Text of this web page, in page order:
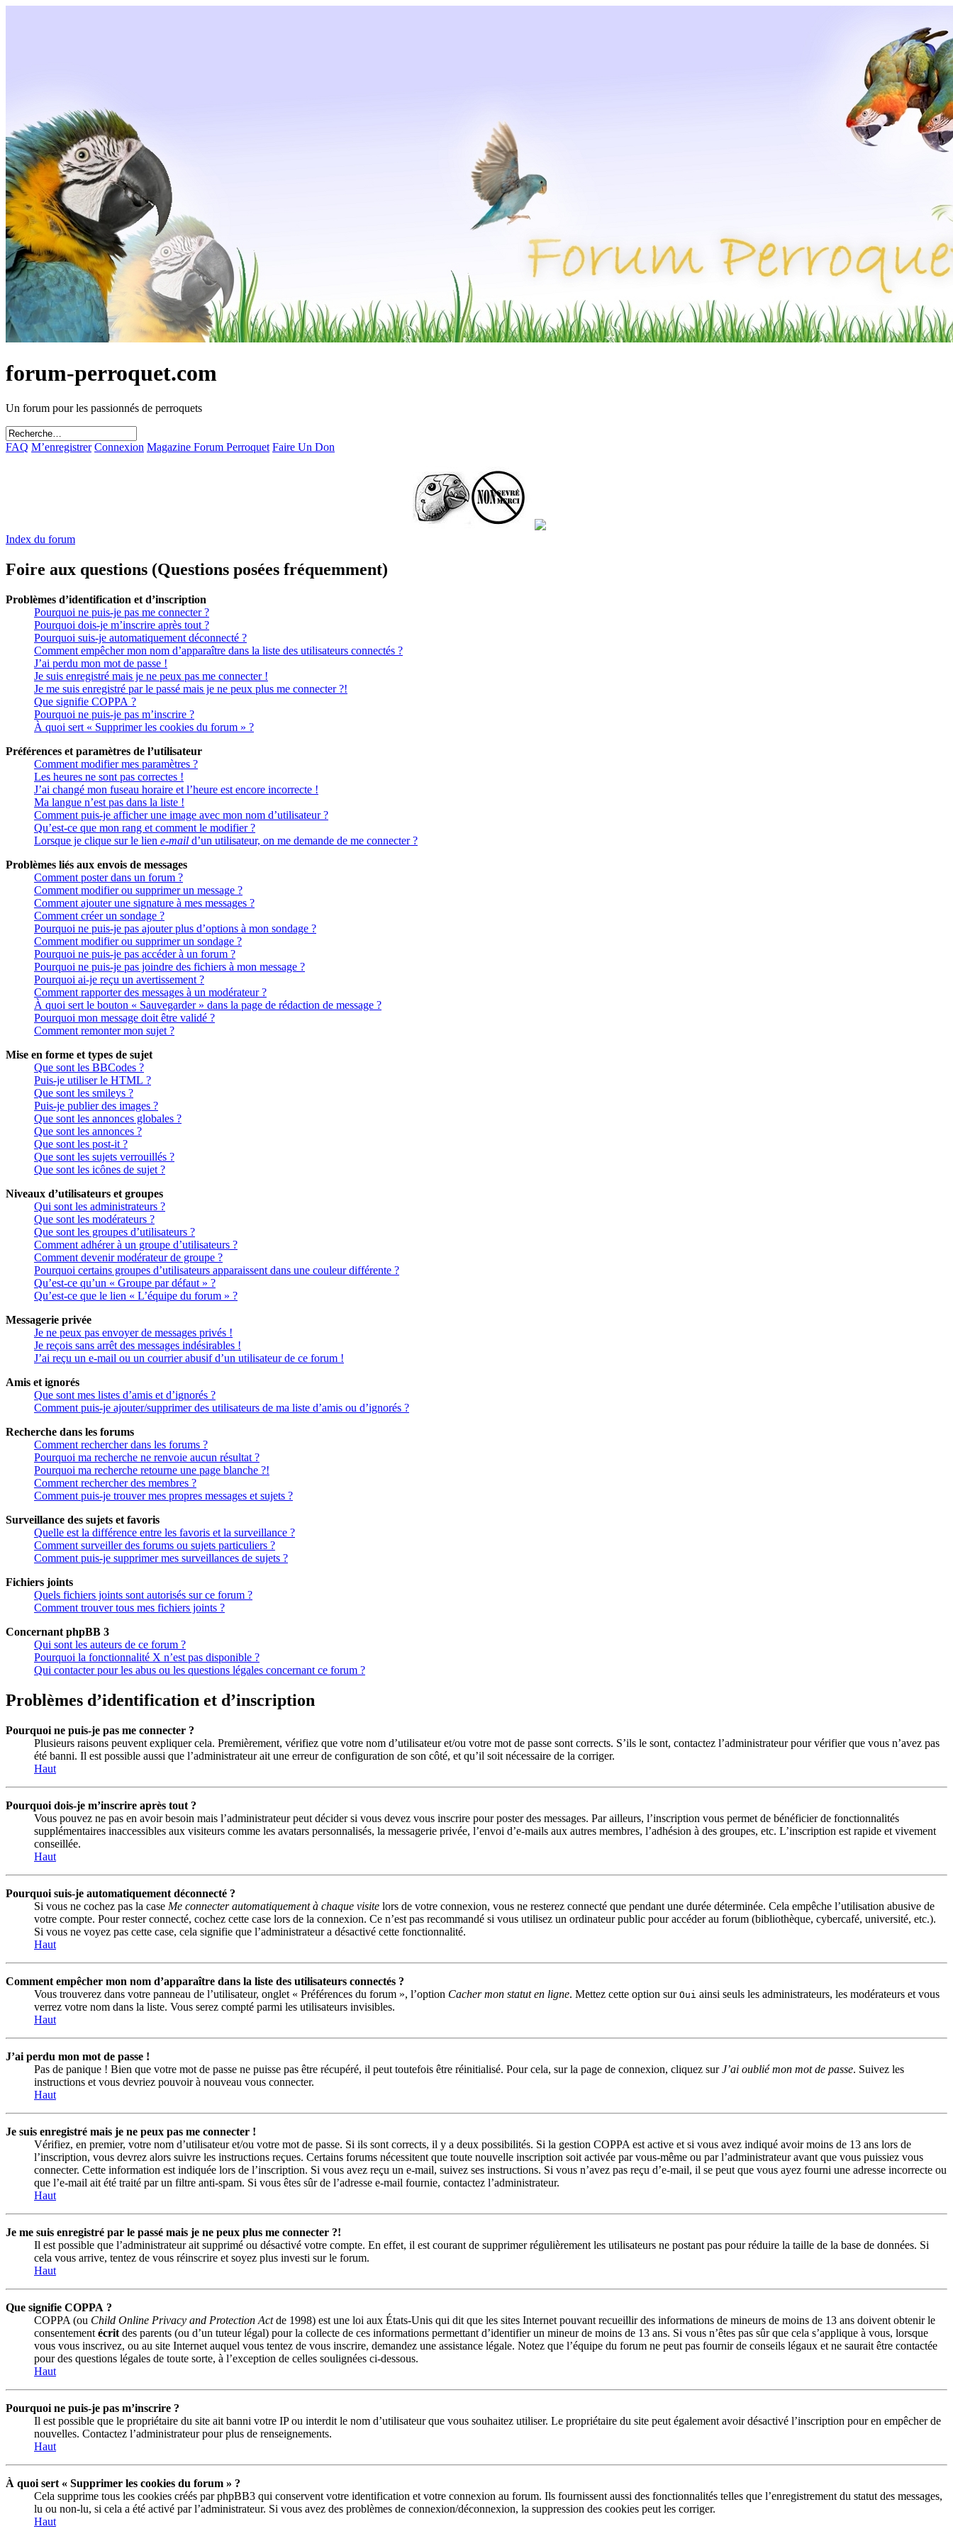
forum-perroquet.com
Un forum pour les passionnés de perroquets
FAQ M’enregistrer Connexion Magazine Forum Perroquet Faire Un Don
Index du forum
Foire aux questions (Questions posées fréquemment)
Problèmes d’identification et d’inscription
Pourquoi ne puis-je pas me connecter ?
Pourquoi dois-je m’inscrire après tout ?
Pourquoi suis-je automatiquement déconnecté ?
Comment empêcher mon nom d’apparaître dans la liste des utilisateurs connectés ?
J’ai perdu mon mot de passe !
Je suis enregistré mais je ne peux pas me connecter !
Je me suis enregistré par le passé mais je ne peux plus me connecter ?!
Que signifie COPPA ?
Pourquoi ne puis-je pas m’inscrire ?
À quoi sert « Supprimer les cookies du forum » ?
Préférences et paramètres de l’utilisateur
Comment modifier mes paramètres ?
Les heures ne sont pas correctes !
J’ai changé mon fuseau horaire et l’heure est encore incorrecte !
Ma langue n’est pas dans la liste !
Comment puis-je afficher une image avec mon nom d’utilisateur ?
Qu’est-ce que mon rang et comment le modifier ?
Lorsque je clique sur le lien e-mail d’un utilisateur, on me demande de me connecter ?
Problèmes liés aux envois de messages
Comment poster dans un forum ?
Comment modifier ou supprimer un message ?
Comment ajouter une signature à mes messages ?
Comment créer un sondage ?
Pourquoi ne puis-je pas ajouter plus d’options à mon sondage ?
Comment modifier ou supprimer un sondage ?
Pourquoi ne puis-je pas accéder à un forum ?
Pourquoi ne puis-je pas joindre des fichiers à mon message ?
Pourquoi ai-je reçu un avertissement ?
Comment rapporter des messages à un modérateur ?
À quoi sert le bouton « Sauvegarder » dans la page de rédaction de message ?
Pourquoi mon message doit être validé ?
Comment remonter mon sujet ?
Mise en forme et types de sujet
Que sont les BBCodes ?
Puis-je utiliser le HTML ?
Que sont les smileys ?
Puis-je publier des images ?
Que sont les annonces globales ?
Que sont les annonces ?
Que sont les post-it ?
Que sont les sujets verrouillés ?
Que sont les icônes de sujet ?
Niveaux d’utilisateurs et groupes
Qui sont les administrateurs ?
Que sont les modérateurs ?
Que sont les groupes d’utilisateurs ?
Comment adhérer à un groupe d’utilisateurs ?
Comment devenir modérateur de groupe ?
Pourquoi certains groupes d’utilisateurs apparaissent dans une couleur différente ?
Qu’est-ce qu’un « Groupe par défaut » ?
Qu’est-ce que le lien « L’équipe du forum » ?
Messagerie privée
Je ne peux pas envoyer de messages privés !
Je reçois sans arrêt des messages indésirables !
J’ai reçu un e-mail ou un courrier abusif d’un utilisateur de ce forum !
Amis et ignorés
Que sont mes listes d’amis et d’ignorés ?
Comment puis-je ajouter/supprimer des utilisateurs de ma liste d’amis ou d’ignorés ?
Recherche dans les forums
Comment rechercher dans les forums ?
Pourquoi ma recherche ne renvoie aucun résultat ?
Pourquoi ma recherche retourne une page blanche ?!
Comment rechercher des membres ?
Comment puis-je trouver mes propres messages et sujets ?
Surveillance des sujets et favoris
Quelle est la différence entre les favoris et la surveillance ?
Comment surveiller des forums ou sujets particuliers ?
Comment puis-je supprimer mes surveillances de sujets ?
Fichiers joints
Quels fichiers joints sont autorisés sur ce forum ?
Comment trouver tous mes fichiers joints ?
Concernant phpBB 3
Qui sont les auteurs de ce forum ?
Pourquoi la fonctionnalité X n’est pas disponible ?
Qui contacter pour les abus ou les questions légales concernant ce forum ?
Problèmes d’identification et d’inscription
Pourquoi ne puis-je pas me connecter ?
Plusieurs raisons peuvent expliquer cela. Premièrement, vérifiez que votre nom d’utilisateur et/ou votre mot de passe sont corrects. S’ils le sont, contactez l’administrateur pour vérifier que vous n’avez pas
été banni. Il est possible aussi que l’administrateur ait une erreur de configuration de son côté, et qu’il soit nécessaire de la corriger.
Haut
Pourquoi dois-je m’inscrire après tout ?
Vous pouvez ne pas en avoir besoin mais l’administrateur peut décider si vous devez vous inscrire pour poster des messages. Par ailleurs, l’inscription vous permet de bénéficier de fonctionnalités
supplémentaires inaccessibles aux visiteurs comme les avatars personnalisés, la messagerie privée, l’envoi d’e-mails aux autres membres, l’adhésion à des groupes, etc. L’inscription est rapide et vivement
conseillée.
Haut
Pourquoi suis-je automatiquement déconnecté ?
Si vous ne cochez pas la case Me connecter automatiquement à chaque visite lors de votre connexion, vous ne resterez connecté que pendant une durée déterminée. Cela empêche l’utilisation abusive de
votre compte. Pour rester connecté, cochez cette case lors de la connexion. Ce n’est pas recommandé si vous utilisez un ordinateur public pour accéder au forum (bibliothèque, cybercafé, université, etc.).
Si vous ne voyez pas cette case, cela signifie que l’administrateur a désactivé cette fonctionnalité.
Haut
Comment empêcher mon nom d’apparaître dans la liste des utilisateurs connectés ?
Vous trouverez dans votre panneau de l’utilisateur, onglet « Préférences du forum », l’option Cacher mon statut en ligne. Mettez cette option sur Oui ainsi seuls les administrateurs, les modérateurs et vous
verrez votre nom dans la liste. Vous serez compté parmi les utilisateurs invisibles.
Haut
J’ai perdu mon mot de passe !
Pas de panique ! Bien que votre mot de passe ne puisse pas être récupéré, il peut toutefois être réinitialisé. Pour cela, sur la page de connexion, cliquez surJ’ai oublié mon mot de passe. Suivez les
instructions et vous devriez pouvoir à nouveau vous connecter.
Haut
Je suis enregistré mais je ne peux pas me connecter !
Vérifiez, en premier, votre nom d’utilisateur et/ou votre mot de passe. Si ils sont corrects, il y a deux possibilités. Si la gestion COPPA est active et si vous avez indiqué avoir moins de 13 ans lors de
l’inscription, vous devrez alors suivre les instructions reçues. Certains forums nécessitent que toute nouvelle inscription soit activée par vous-même ou par l’administrateur avant que vous puissiez vous
connecter. Cette information est indiquée lors de l’inscription. Si vous avez reçu un e-mail, suivez ses instructions. Si vous n’avez pas reçu d’e-mail, il se peut que vous ayez fourni une adresse incorrecte ou
que l’e-mail ait été traité par un filtre anti-spam. Si vous êtes sûr de l’adresse e-mail fournie, contactez l’administrateur.
Haut
Je me suis enregistré par le passé mais je ne peux plus me connecter ?!
Il est possible que l’administrateur ait supprimé ou désactivé votre compte. En effet, il est courant de supprimer régulièrement les utilisateurs ne postant pas pour réduire la taille de la base de données. Si
cela vous arrive, tentez de vous réinscrire et soyez plus investi sur le forum.
Haut
Que signifie COPPA ?
COPPA (ou Child Online Privacy and Protection Actde 1998) est une loi aux États-Unis qui dit que les sites Internet pouvant recueillir des informations de mineurs de moins de 13 ans doivent obtenir le
consentement écrit des parents (ou d’un tuteur légal) pour la collecte de ces informations permettant d’identifier un mineur de moins de 13 ans. Si vous n’êtes pas sûr que cela s’applique à vous, lorsque
vous vous inscrivez, ou au site Internet auquel vous tentez de vous inscrire, demandez une assistance légale. Notez que l’équipe du forum ne peut pas fournir de conseils légaux et ne saurait être contactée
pour des questions légales de toute sorte, à l’exception de celles soulignées ci-dessous.
Haut
Pourquoi ne puis-je pas m’inscrire ?
Il est possible que le propriétaire du site ait banni votre IP ou interdit le nom d’utilisateur que vous souhaitez utiliser. Le propriétaire du site peut également avoir désactivé l’inscription pour en empêcher de
nouvelles. Contactez l’administrateur pour plus de renseignements.
Haut
À quoi sert « Supprimer les cookies du forum » ?
Cela supprime tous les cookies créés par phpBB3 qui conservent votre identification et votre connexion au forum. Ils fournissent aussi des fonctionnalités telles que l’enregistrement du statut des messages,
lu ou non-lu, si cela a été activé par l’administrateur. Si vous avez des problèmes de connexion/déconnexion, la suppression des cookies peut les corriger.
Haut